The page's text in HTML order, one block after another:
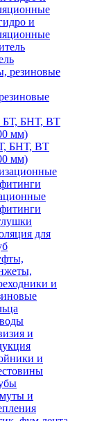
и
БНТ, ВТ
мм)
для
и
и
и
и